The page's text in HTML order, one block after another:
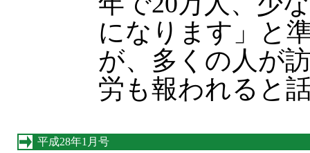
になります」と
が、多くの人が
労も報われると
平成28年1月号